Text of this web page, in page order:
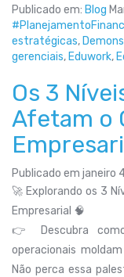
Publicado em: Blog
estratégicas,
gerenciais, Eduwork,
Os 3
Afetam o
Publicado em janeiro
🚀 Explorando os 3
Empresarial 🧠
👉 Descubra
operacionais
Não perca essa